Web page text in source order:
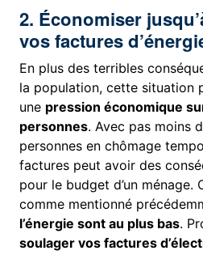
2. Économiser
vos factures
En plus des terribles
la population, cette situation
une pression économique
personnes. Avec pas moins
personnes en chômage
factures peut avoir des
pour le budget d’un ménage.
comme mentionné
l’énergie sont au plus bas.
soulager vos factures